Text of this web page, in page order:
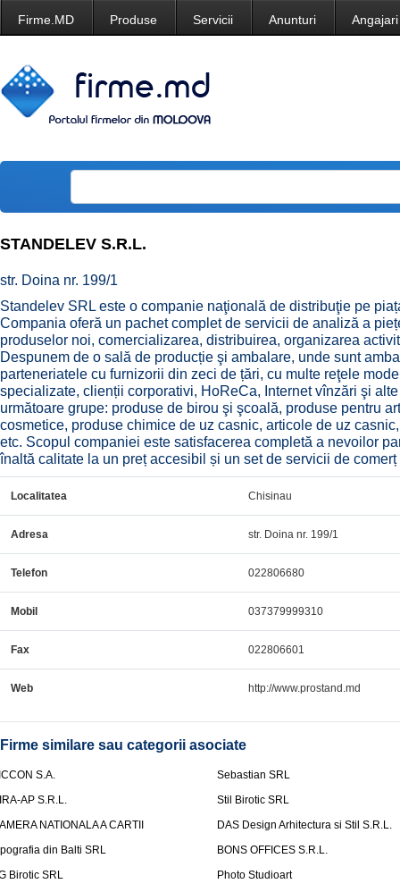
Firme.MD Produse Servicii Anunturi Angajari
STANDELEV S.R.L.
str. Doina nr. 199/1
Standelev SRL este o companie naţională de distribuţie pe
Compania oferă un pachet complet de servicii de analiză a
produselor noi, comercializarea, distribuirea, organizarea
Despunem de o sală de producție şi ambalare, unde sunt
parteneriatele cu furnizorii din zeci de țări, cu multe reţele
specializate, clienții corporativi, HoReCa, Internet vînzări şi
următoare grupe: produse de birou şi şcoală, produse pentru
cosmetice, produse chimice de uz casnic, articole de uz
etc. Scopul companiei este satisfacerea completă a nevoilor
înaltă calitate la un preț accesibil și un set de servicii de
Localitatea Chisinau
Adresa str. Doina nr. 199/1
Telefon 022806680
Mobil 037379999310
Fax 022806601
Web http://www.prostand.md
Firme similare sau categorii asociate
S.A.
Sebastian SRL
AP S.R.L.
Stil Birotic SRL
NATIONALA A CARTII
DAS Design Arhitectura si Stil S.R.L.
din Balti SRL
BONS OFFICES S.R.L.
Birotic SRL
Photo Studioart